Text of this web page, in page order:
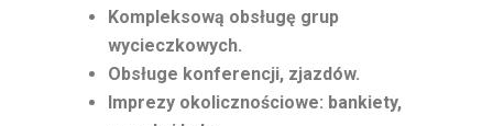
Kompleksową obsługę grup
wycieczkowych.
Obsługe konferencji, zjazdów.
Imprezy okolicznościowe: bankiety,